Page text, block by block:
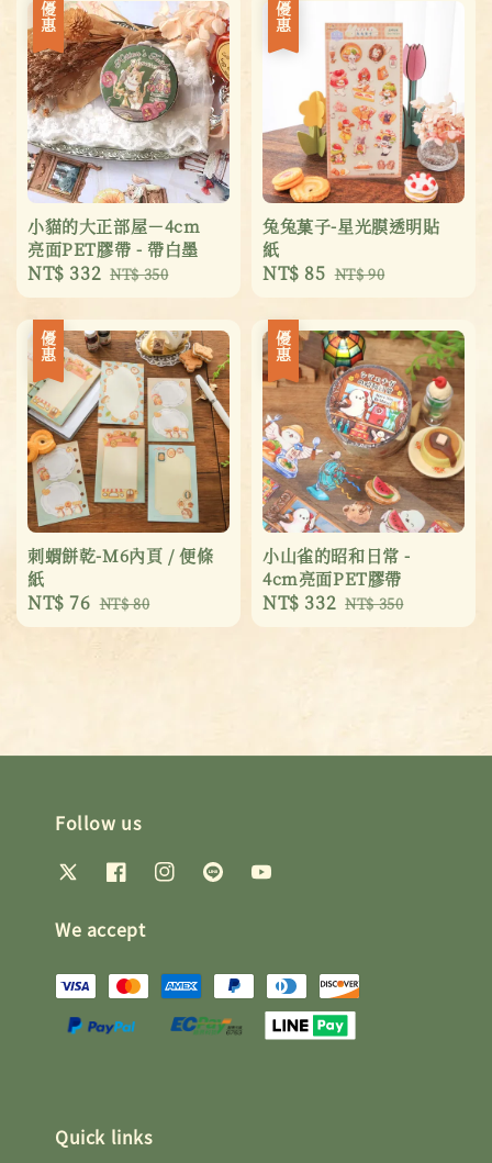
優惠
小貓的大正部屋－4cm
亮面PET膠帶 - 帶白墨
Sale
price
NT$ 332 Regular
NT$ 350
優惠
兔兔菓子-星光膜透明貼
紙
Sale
NT$ 85 Regular
NT$ 90
優惠
刺蝟餅乾-M6內頁 / 便條
紙
Sale
price
NT$ 76 Regular
price
NT$ 80
優惠
小山雀的昭和日常 -
4cm亮面PET膠帶
Sale
NT$ 332 Regular
price
NT$ 350
Follow us
We accept
Quick links